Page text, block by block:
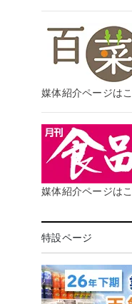
媒体紹介ページは
媒体紹介ページは
特設ページ